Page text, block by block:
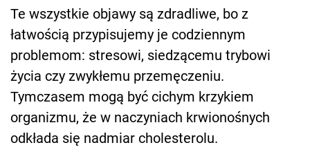
Te wszystkie objawy są zdradliwe, bo z
łatwością przypisujemy je codziennym
problemom: stresowi, siedzącemu trybowi
życia czy zwykłemu przemęczeniu.
Tymczasem mogą być cichym krzykiem
organizmu, że w naczyniach krwionośnych
odkłada się nadmiar cholesterolu.